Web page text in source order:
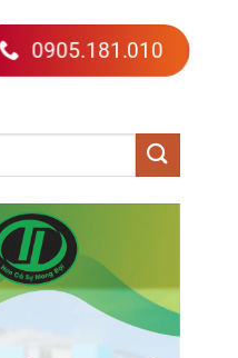
0905.181.010